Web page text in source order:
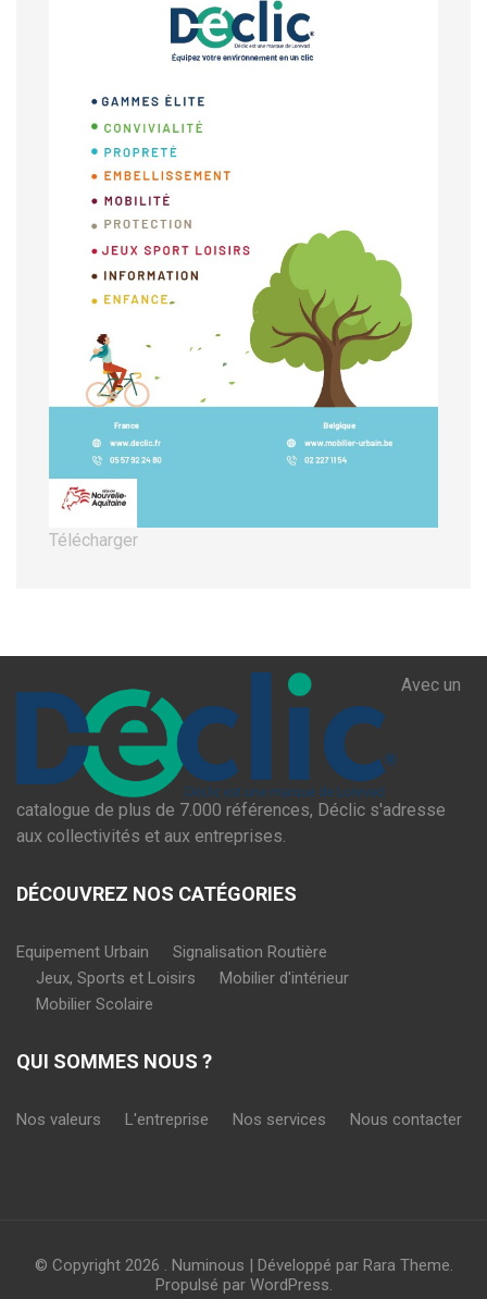
Télécharger
Avec un
catalogue de plus de 7.000 références, Déclic s'adresse
aux collectivités et aux entreprises.
DÉCOUVREZ NOS CATÉGORIES
Equipement Urbain
Signalisation Routière
Jeux, Sports et Loisirs
Mobilier d'intérieur
Mobilier Scolaire
QUI SOMMES NOUS ?
Nos valeurs L'entreprise Nos services Nous contacter
© Copyright 2026 . Numinous | Développé par Rara Theme.
Propulsé par WordPress.